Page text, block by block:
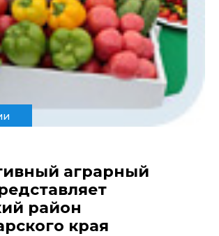
аграрный
район
края